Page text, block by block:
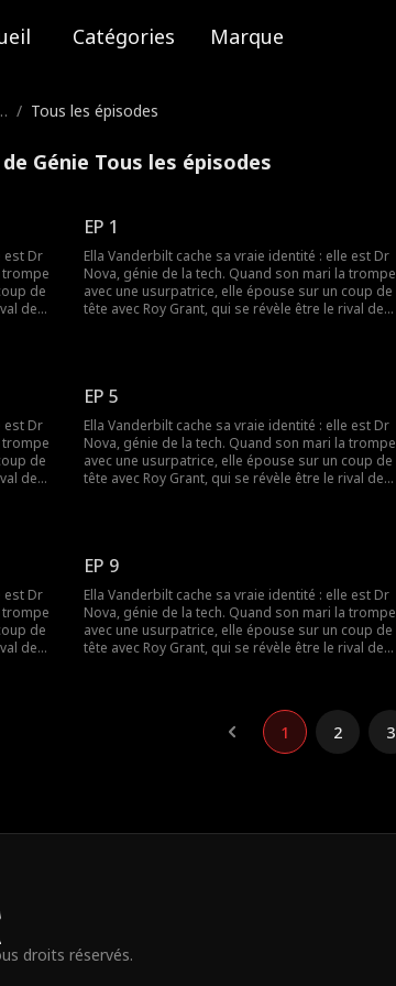
Catégories Marque
/ Tous les épisodes
Génie Tous les épisodes
est Dr
trompe
de
de
EP 1
Ella Vanderbilt cache sa vraie identité : elle est Dr
Nova, génie de la tech. Quand son mari la trompe
avec une usurpatrice, elle épouse sur un coup de
tête avec Roy Grant, qui se révèle être le rival de
est Dr
trompe
de
de
EP 5
Ella Vanderbilt cache sa vraie identité : elle est Dr
Nova, génie de la tech. Quand son mari la trompe
avec une usurpatrice, elle épouse sur un coup de
tête avec Roy Grant, qui se révèle être le rival de
est Dr
trompe
de
de
EP 9
Ella Vanderbilt cache sa vraie identité : elle est Dr
Nova, génie de la tech. Quand son mari la trompe
avec une usurpatrice, elle épouse sur un coup de
tête avec Roy Grant, qui se révèle être le rival de
1 2 3
droits réservés.